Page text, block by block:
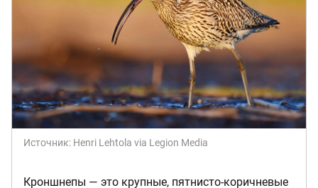
Источник: Henri Lehtola via Legion Media
Кроншнепы — это крупные, пятнисто-коричневые